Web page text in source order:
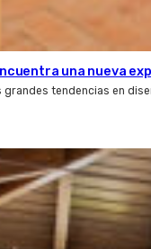
una nueva
grandes tendencias en